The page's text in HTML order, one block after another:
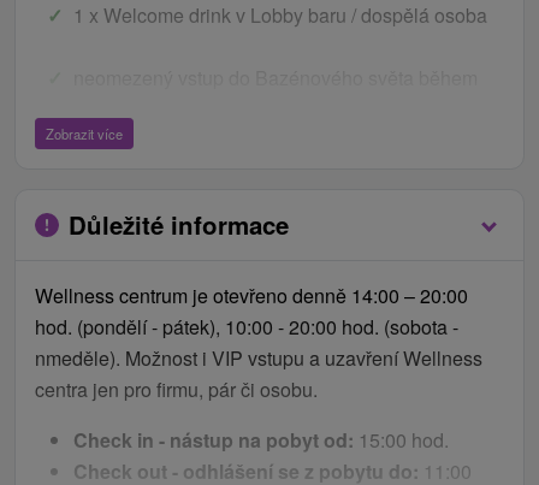
1 x Welcome drink v Lobby baru / dospělá osoba
neomezený vstup do Saunového světa během
neomezený vstup do Fitness centra
WiFi připojení na internet v celém hotelu
bezplatné parkoviště
Ceník - Bonusy
PÁTKOVÉ GRILOVAČKY na terase při živé hudbě
Zobrazit více
Důležité informace
Wellness centrum je otevřeno denně 14:00 – 20:00
hod. (pondělí - pátek), 10:00 - 20:00 hod. (sobota -
nmeděle). Možnost i VIP vstupu a uzavření Wellness
centra jen pro firmu, pár či osobu.
Check in - nástup na pobyt od: 15:00 hod.
Check out - odhlášení se z pobytu do: 11:00